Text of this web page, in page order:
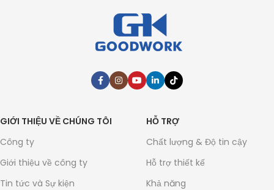
GIỚI THIỆU VỀ CHÚNG TÔI
Công ty
Giới thiệu về công ty
Tin tức và Sự kiện
HỖ TRỢ
Chất lượng & Độ tin cậy
Hỗ trợ thiết kế
Khả năng